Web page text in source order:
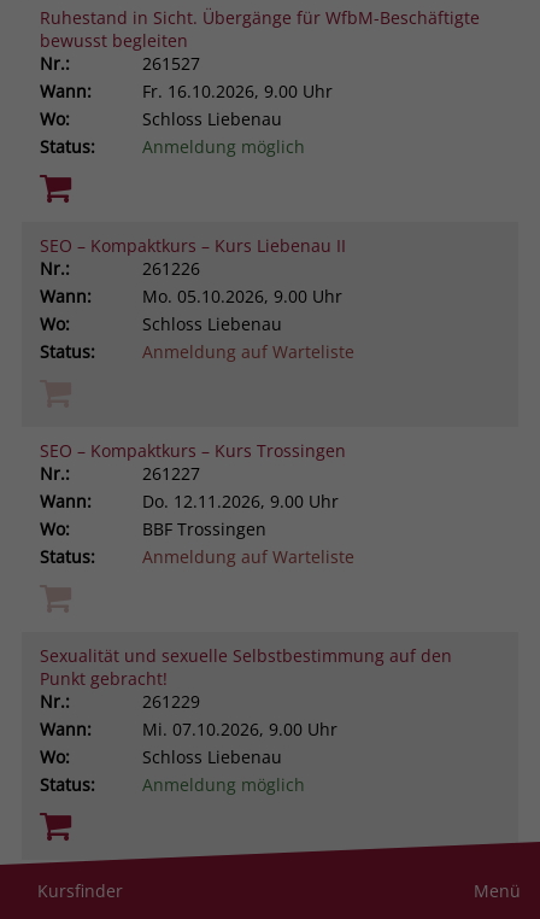
Ruhestand in Sicht. Übergänge für WfbM-Beschäftigte
bewusst begleiten
Nr.:
261527
Wann:
Fr. 16.10.2026, 9.00 Uhr
Wo:
Schloss Liebenau
Status:
Anmeldung möglich
SEO – Kompaktkurs – Kurs Liebenau II
Nr.:
261226
Wann:
Mo. 05.10.2026, 9.00 Uhr
Wo:
Schloss Liebenau
Status:
Anmeldung auf Warteliste
SEO – Kompaktkurs – Kurs Trossingen
Nr.:
261227
Wann:
Do. 12.11.2026, 9.00 Uhr
Wo:
BBF Trossingen
Status:
Anmeldung auf Warteliste
Sexualität und sexuelle Selbstbestimmung auf den
Punkt gebracht!
Nr.:
261229
Wann:
Mi. 07.10.2026, 9.00 Uhr
Wo:
Schloss Liebenau
Status:
Anmeldung möglich
Sich selbst besser managen. Aus ungeliebten
Kursfinder Menü